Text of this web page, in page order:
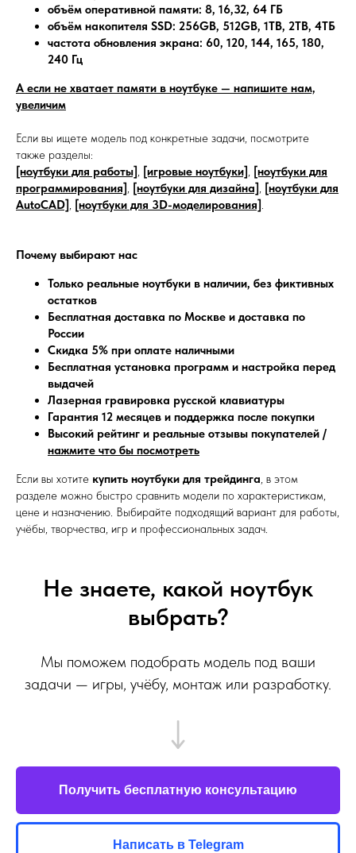
объём оперативной памяти: 8, 16,32, 64 ГБ
объём накопителя SSD: 256GB, 512GB, 1TB, 2TB, 4ТБ
частота обновления экрана: 60, 120, 144, 165, 180,
240 Гц
А если не хватает памяти в ноутбуке — напишите нам,
увеличим
Если вы ищете модель под конкретные задачи, посмотрите
также разделы:
[ноутбуки для работы], [игровые ноутбуки], [ноутбуки для
программирования], [ноутбуки для дизайна], [ноутбуки для
AutoCAD], [ноутбуки для 3D-моделирования].
Почему выбирают нас
Только реальные ноутбуки в наличии, без фиктивных
остатков
Бесплатная доставка по Москве и доставка по
России
Скидка 5% при оплате наличными
Бесплатная установка программ и настройка перед
выдачей
Лазерная гравировка русской клавиатуры
Гарантия 12 месяцев и поддержка после покупки
Высокий рейтинг и реальные отзывы покупателей /
нажмите что бы посмотреть
Если вы хотите купить ноутбуки для трейдинга, в этом
разделе можно быстро сравнить модели по характеристикам,
цене и назначению. Выбирайте подходящий вариант для работы,
учёбы, творчества, игр и профессиональных задач.
Не знаете, какой ноутбук
выбрать?
Мы поможем подобрать модель под ваши
задачи — игры, учёбу, монтаж или разработку.
Получить бесплатную консультацию
Написать в Telegram